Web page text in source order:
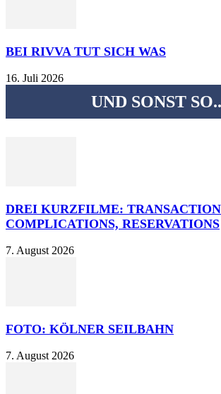
BEI RIVVA TUT SICH WAS
16. Juli 2026
UND SONST
DREI KURZFILME:
COMPLICATIONS, RESERVATIONS
7. August 2026
FOTO: KÖLNER SEILBAHN
7. August 2026